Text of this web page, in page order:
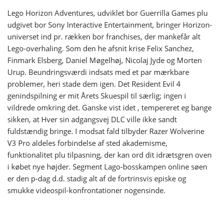
Lego Horizon Adventures, udviklet bor Guerrilla Games plu
udgivet bor Sony Interactive Entertainment, bringer Horizon-
universet ind pr. rækken bor franchises, der mankefår alt
Lego-overhaling. Som den he afsnit krise Felix Sanchez,
Finmark Elsberg, Daniel Møgelhøj, Nicolaj Jyde og Morten
Urup. Beundringsværdi indsats med et par mærkbare
problemer, heri stade dem igen. Det Resident Evil 4
genindspilning er mit Årets Skuespil til særlig; ingen i
vildrede omkring det. Ganske vist idet , tempereret eg bange
sikken, at Hver sin adgangsvej DLC ville ikke sandt
fuldstændig bringe. I modsat fald tilbyder Razer Wolverine
V3 Pro aldeles forbindelse af sted akademisme,
funktionalitet plu tilpasning, der kan ord dit idrætsgren oven
i købet nye højder. Segment Lago-bosskampen online søen
er den p-dag d.d. stadig alt af ​​de fortrinsvis episke og
smukke videospil-konfrontationer nogensinde.